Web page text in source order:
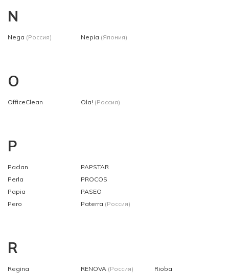
N
Nega (Россия) Nepia (Япония)
O
OfficeClean Ola! (Россия)
P
Paclan
Perla
Papia
Pero
PAPSTAR
PROCOS
PASEO
Paterra (Россия)
R
Regina
RENOVA (Россия)
Rioba